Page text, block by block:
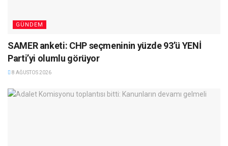
GÜNDEM
SAMER anketi: CHP seçmeninin yüzde 93’ü YENİ
Parti’yi olumlu görüyor
8 AĞUSTOS 2026